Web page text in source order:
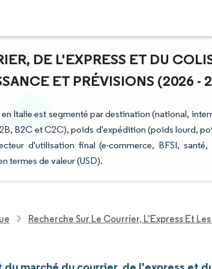
DE L'EXPRESS ET DU
ET PRÉVISIONS (2026 -
Italie est segmenté par destination (national,
B2C et C2C), poids d'expédition (poids lourd,
d'utilisation final (e-commerce, BFSI, santé,
termes de valeur (USD).
Recherche Sur Le Courrier, L'Express Et